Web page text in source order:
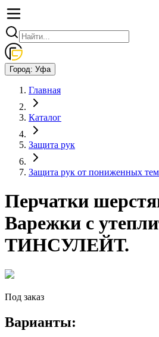
Город: Уфа
Главная
Каталог
Защита рук
Защита рук от пониженных
Перчатки
Варежки с
ТИНСУЛЕЙТ.
Под заказ
Варианты: